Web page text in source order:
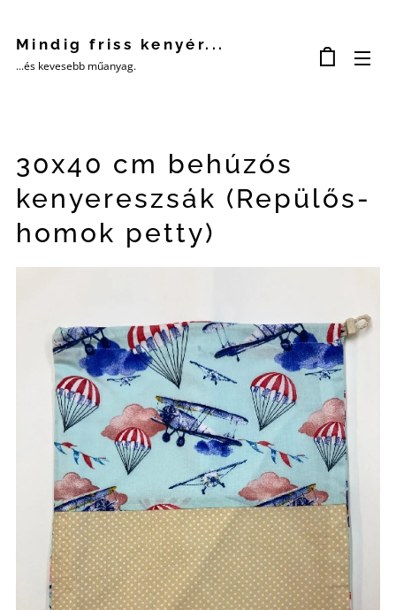
Mindig friss kenyér...
...és kevesebb műanyag.
30x40 cm behúzós
kenyereszsák (Repülős-
homok petty)